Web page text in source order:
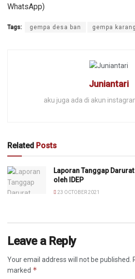
WhatsApp)
Tags: gempa desa ban gempa
Juniantari
aku juga ada di akun
Related Posts
Laporan Tanggap
oleh IDEP
23 OCTOBER 2021
Leave a Reply
Your email address will not be published.
marked *